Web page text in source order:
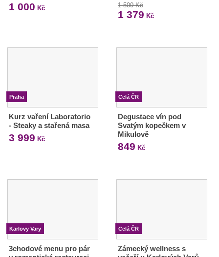
1 000 Kč 1 500 Kč
1 379 Kč
Praha
Kurz vaření Laboratorio
- Steaky a stařená masa
3 999 Kč
Celá ČR
Degustace vín pod
Svatým kopečkem v
Mikulově
849 Kč
Karlovy Vary
3chodové menu pro pár
Celá ČR
Zámecký wellness s